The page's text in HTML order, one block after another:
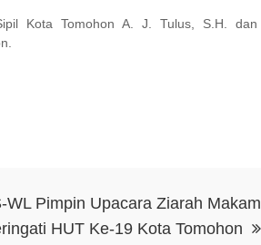
Kota Tomohon A. J. Tulus, S.H. dan
WL Pimpin Upacara Ziarah Makam
HUT Ke-19 Kota Tomohon